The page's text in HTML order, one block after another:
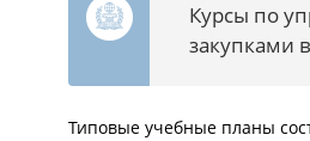
Курсы по
закупками
Типовые учебные планы